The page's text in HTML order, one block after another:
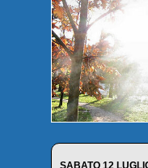
SABATO 12